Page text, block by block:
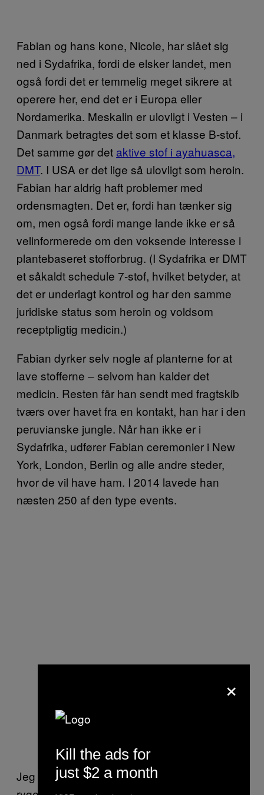
Fabian og hans kone, Nicole, har slået sig
ned i Sydafrika, fordi de elsker landet, men
også fordi det er temmelig meget sikrere at
operere her, end det er i Europa eller
Nordamerika. Meskalin er ulovligt i Vesten – i
Danmark betragtes det som et klasse B-stof.
Det samme gør det aktive stof i ayahuasca,
DMT. I USA er det lige så ulovligt som heroin.
Fabian har aldrig haft problemer med
ordensmagten. Det er, fordi han tænker sig
om, men også fordi mange lande ikke er så
velinformerede om den voksende interesse i
plantebaseret stofforbrug. (I Sydafrika er DMT
et såkaldt schedule 7-stof, hvilket betyder, at
det er underlagt kontrol og har den samme
juridiske status som heroin og voldsom
receptpligtig medicin.)
Fabian dyrker selv nogle af planterne for at
lave stofferne – selvom han kalder det
medicin. Resten får han sendt med fragtskib
tværs over havet fra en kontakt, han har i den
peruvianske jungle. Når han ikke er i
Sydafrika, udfører Fabian ceremonier i New
York, London, Berlin og alle andre steder,
hvor de vil have ham. I 2014 lavede han
næsten 250 af den type events.
Jeg er kommet ud på den anden side, og jeg
×
Kill the ads for
just $2 a month